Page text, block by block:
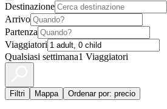
Destinazione
Arrivo
Partenza
Viaggiatori
Qualsiasi settimana1 Viaggiatori
Filtri Mappa Ordenar por: precio